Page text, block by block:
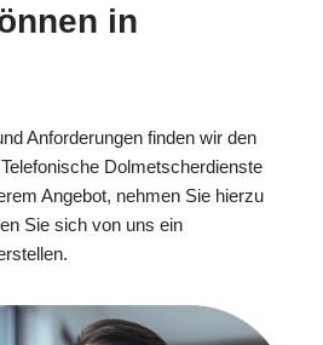
in
Anforderungen finden wir den
Dolmetscherdienste
Angebot, nehmen Sie hierzu
Sie sich von uns ein